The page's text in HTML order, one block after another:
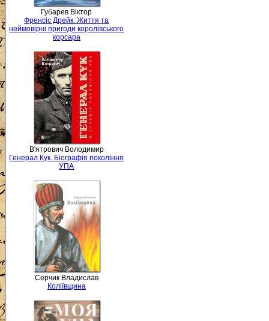
Губарев Віктор
Френсіс Дрейк. Життя та
неймовірні пригоди королівського
корсара
В'ятрович Володимир
Генерал Кук. Біографія покоління
УПА
Серчик Владислав
Коліївщина